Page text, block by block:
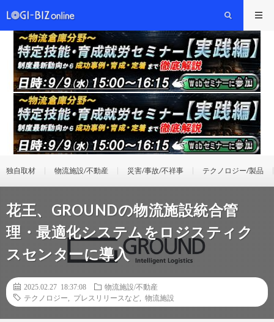
独自取材 物流施設/不動産 災害/事故/不祥事 テクノロジー/製品
花王、GROUNDの物流施設統合管
理・最適化システムをロジスティク
スセンターに導入
2025.02.27 18:37:08
物流施設/不動産
テクノロジー
プレスリリースなど 物流施設